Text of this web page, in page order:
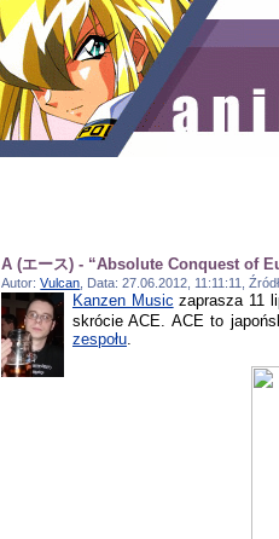
A (エース) - “Absolute Conquest of
Autor:Vulcan , Data: 27.06.2012, 11:11:11,
Kanzen Music zaprasza 11
skrócie ACE. ACE to
zespołu.